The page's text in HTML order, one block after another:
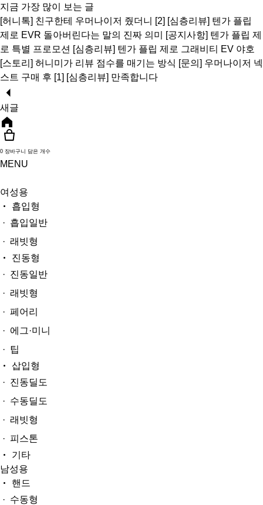
지금 가장 많이 보는 글
[허니톡] 친구한테 우머나이저 줬더니 [2] [심층리뷰] 텐가 플립
제로 EVR 돌아버린다는 말의 진짜 의미
[공지사항] 텐가 플립 제
로 특별 프로모션 [심층리뷰] 텐가 플립 제로 그래비티 EV 야호
[스토리] 허니미가 리뷰 점수를 매기는 방식 [문의] 우머나이저 넥
스트 구매 후 [1] [심층리뷰] 만족합니다
새글
0 장바구니 담은 개수
MENU
여성용
흡입형
· 흡입일반
· 래빗형
진동형
· 진동일반
· 래빗형
· 페어리
· 에그·미니
· 팁
삽입형
· 진동딜도
· 수동딜도
· 래빗형
· 피스톤
기타
남성용
핸드
· 수동형